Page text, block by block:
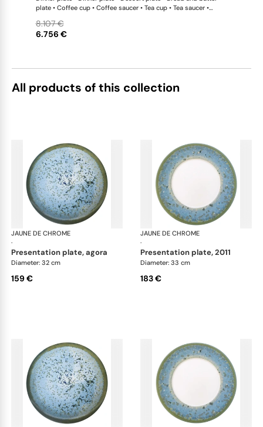
plate • Coffee cup • Coffee saucer • Tea cup • Tea saucer •
Flat dish • Salad serving bowl • Salad serving bowl • 2-tier cake
stand x 1 This list is completely flexible. We can update the
6.756 €
8.107 €
All products of this collection
JAUNE DE CHROME
·
Nymphéa
presentation plate, agora
Diameter: 32 cm
159 €
JAUNE DE CHROME
·
presentation plate, 2011
Diameter: 33 cm
183 €